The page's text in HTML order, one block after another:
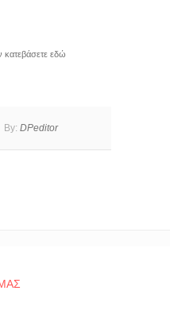
κατεβάσετε εδώ
By: DPeditor